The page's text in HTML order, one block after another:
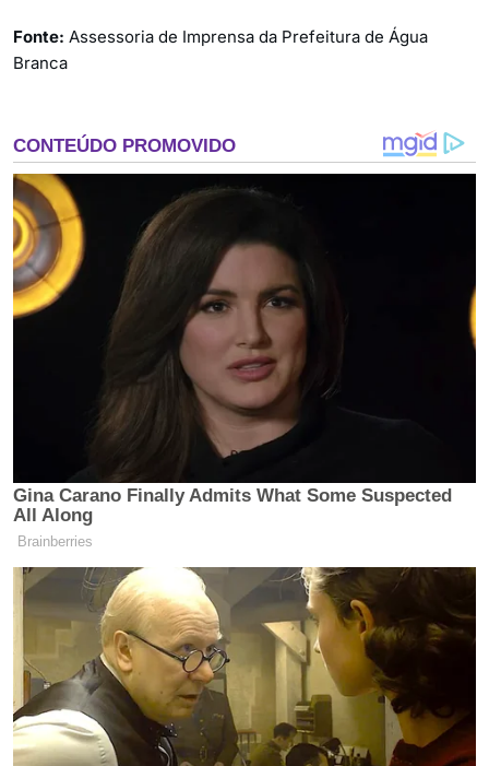
Fonte: Assessoria de Imprensa da Prefeitura de Água
Branca